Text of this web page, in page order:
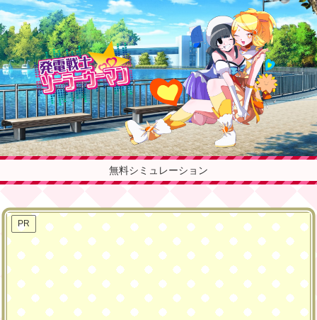
無料シミュレーション
PR